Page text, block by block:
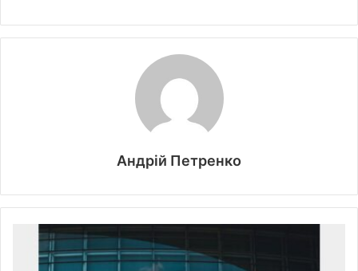
Андрій Петренко